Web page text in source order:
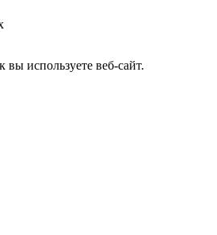
используете веб-сайт.